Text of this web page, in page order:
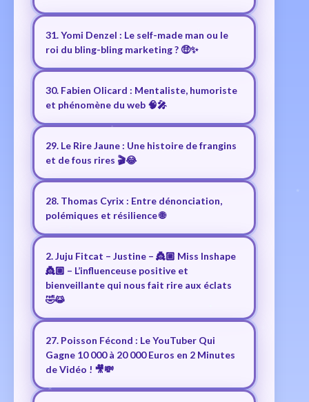
31. Yomi Denzel : Le self-made man ou le
roi du bling-bling marketing ? 🤑✨
30. Fabien Olicard : Mentaliste, humoriste
et phénomène du web 🧠🎤
29. Le Rire Jaune : Une histoire de frangins
et de fous rires 🎬😂
28. Thomas Cyrix : Entre dénonciation,
polémiques et résilience 🌐
2. Juju Fitcat – Justine – 👸🏼 Miss Inshape
👸🏼 – L’influenceuse positive et
bienveillante qui nous fait rire aux éclats
🤣😹
27. Poisson Fécond : Le YouTuber Qui
Gagne 10 000 à 20 000 Euros en 2 Minutes
de Vidéo ! 🎥💸